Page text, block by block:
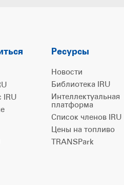
IRU
Ресурсы
Новости
Библиотека IRU
Интеллектуальная
платформа
Список членов IRU
Цены на топливо
TRANSPark